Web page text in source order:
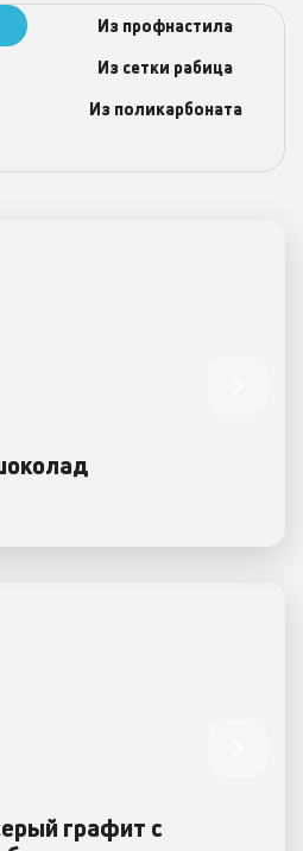
Из профнастила
Из сетки рабица
Из поликарбоната
графит с